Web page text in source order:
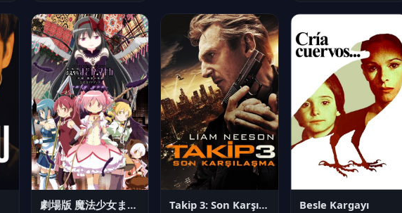
劇場版 魔法少女まどか☆マギカ[新編]叛逆の物語 Takip 3: Son Karşılaşma Besle Kargayı